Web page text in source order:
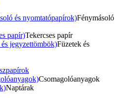
és nyomtatópapírok)Fénymásoló
papír)Tekercses papír
jegyzettömbök)Füzetek és
Csomagolóanyagok
Naptárak